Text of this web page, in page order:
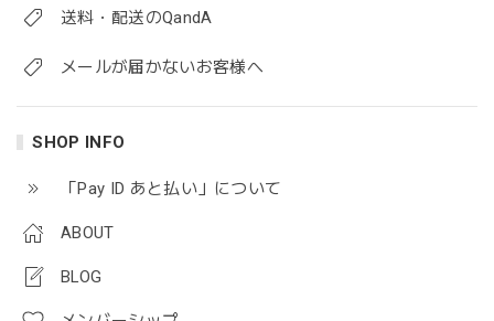
送料・配送のQandA
メールが届かないお客様へ
SHOP INFO
「Pay ID あと払い」について
ABOUT
BLOG